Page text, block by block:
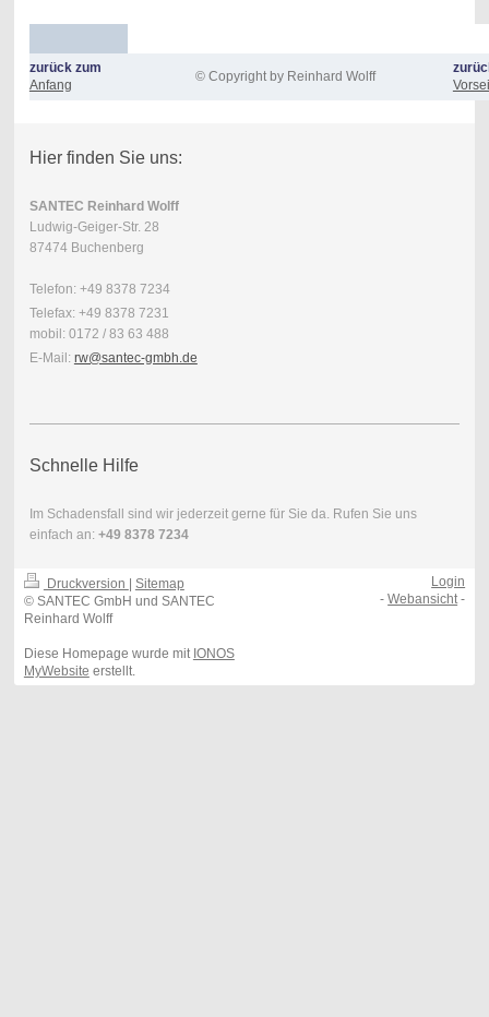
zurück zum
Anfang
© Copyright by Reinhard Wolff
Hier finden Sie uns:
SANTEC Reinhard Wolff
Ludwig-Geiger-Str. 28
87474 Buchenberg
Telefon: +49 8378 7234
Telefax: +49 8378 7231
mobil: 0172 / 83 63 488
E-Mail: rw@santec-gmbh.de
Schnelle Hilfe
Im Schadensfall sind wir jederzeit gerne für Sie da. Rufen Sie uns
einfach an: +49 8378 7234
Druckversion
Sitemap
© SANTEC GmbH und SANTEC
Reinhard Wolff
Diese Homepage wurde mit IONOS
MyWebsite erstellt.
Login
-Webansicht-